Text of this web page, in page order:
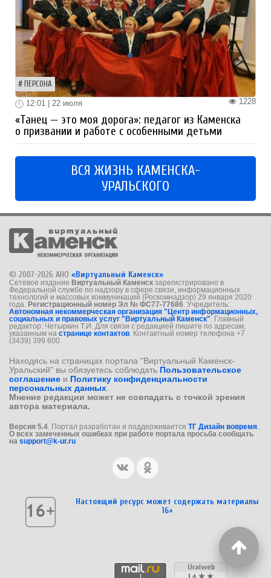
ПЕРСОНА
1228
12:01 | 22 июля
«Танец — это моя дорога»: педагог из Каменска
о призвании и работе с особенными детьми
ВСЯ ЖИЗНЬ КАМЕНСКА-
УРАЛЬСКОГО
© 2007-2026 АНО «Виртуальный Каменск»
Сетевое издание Виртуальный Каменск зарегистрировано в
Федеральной службе по надзору в сфере связи, информационных
технологий и массовых коммуникаций (Роскомнадзор) 29 января 2020
года. Регистрационный номер Эл № ФС77-77686 . Учредитель:
Автономная некоммерческая организация "Центр информационных,
социальных и правовых услуг "Виртуальный Каменск" . Главный
редактор: Четыркин Т.И. Для связи с редакцией пишите по адресам,
указанным на странице контактов . Контактный номер телефона +7
(3439) 399 600.
Находясь на страницах портала "Виртуальный Каменск-
Уральский" вы обязуетесь соблюдать Пользовательское
соглашение и Политику конфиденциальности
персональных данных
Мнение редакции может не совпадать с точкой зрения
автора материала.
Версия 5.4 . Портал разработан и поддерживается ТГ Дизайн вовремя
О всех замеченных ошибках при работе портала просьба сообщать
на support@k-ur.ru
Настоящий ресурс может содержать материалы
16+